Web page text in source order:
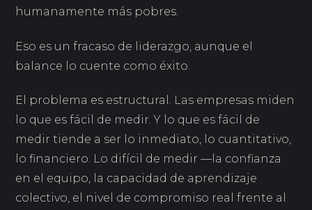
humanamente más pobres.
Eso es un fracaso de liderazgo, aunque el
balance lo cuente como éxito.
El problema es estructural. Las empresas miden
lo que es fácil de medir. Y lo que es fácil de
medir tiende a ser lo inmediato, lo cuantitativo,
lo financiero. Lo difícil de medir —la confianza
en el equipo, la capacidad de aprendizaje
colectivo, el nivel de compromiso real frente al